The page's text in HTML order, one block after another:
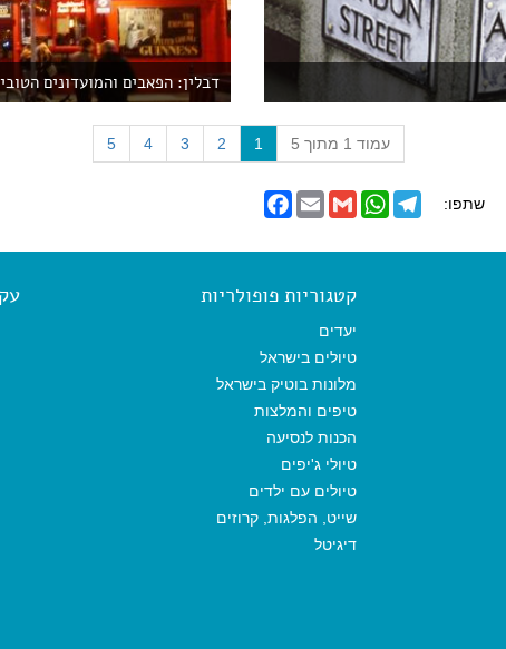
דבלין: הפאבים והמועדונים
עמוד 1 מתוך 5 1
c
e
t
2
3
4
5
שתפו:
F
a
e
o
o
E
m
i
G
m
i
W
h
t
T
e
e
קטגוריות פופולריות
יעדים
טיולים בישראל
מלונות בוטיק בישראל
טיפים והמלצות
הכנות לנסיעה
טיולי ג'יפים
טיולים עם ילדים
שייט, הפלגות, קרוזים
דיגיטל